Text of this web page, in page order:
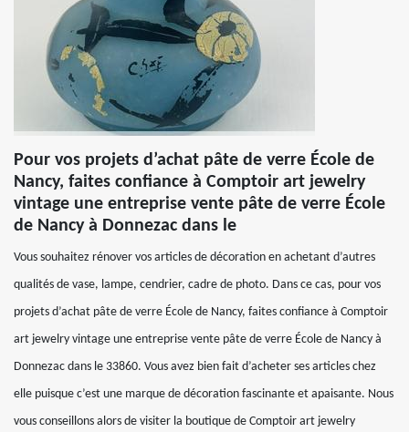
Pour vos projets d’achat pâte de verre École de
Nancy, faites confiance à Comptoir art jewelry
vintage une entreprise vente pâte de verre École
de Nancy à Donnezac dans le
Vous souhaitez rénover vos articles de décoration en achetant d’autres
qualités de vase, lampe, cendrier, cadre de photo. Dans ce cas, pour vos
projets d’achat pâte de verre École de Nancy, faites confiance à Comptoir
art jewelry vintage une entreprise vente pâte de verre École de Nancy à
Donnezac dans le 33860. Vous avez bien fait d’acheter ses articles chez
elle puisque c’est une marque de décoration fascinante et apaisante. Nous
vous conseillons alors de visiter la boutique de Comptoir art jewelry